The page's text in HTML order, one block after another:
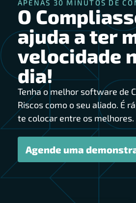
APENAS 30 MINUTOS DE
O
ajuda a ter
velocidade
dia!
Tenha o melhor software de
Riscos como o seu aliado. É
te colocar entre os melhores.
Agende uma